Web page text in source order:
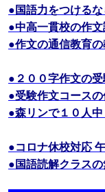
●国語力をつける
●中高一貫校の作
●作文の通信教育
●２００字作文の
●受験作文コース
●森リンで１０人
●コロナ休校対応
●国語読解クラス